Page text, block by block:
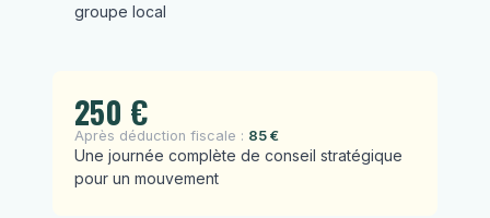
groupe local
250 €
Après déduction fiscale : 85 €
Une journée complète de conseil stratégique
pour un mouvement